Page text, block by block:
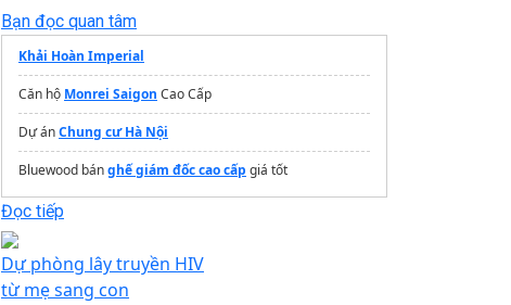
Bạn đọc quan tâm
Khải Hoàn Imperial
Căn hộ Monrei Saigon Cao Cấp
Dự ánChung cư Hà Nội
Bluewood bánghế giám đốc cao cấp giá tốt
Đọc tiếp
Dự phòng lây truyền HIV
từ mẹ sang con